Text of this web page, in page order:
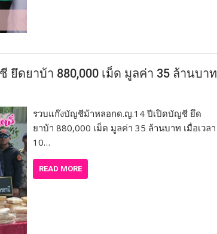
ดยาบ้า 880,000 เม็ด มูลค่า 35 ล้านบาท
รวบแก๊งบัญชีม้าหลอกด.ญ.14 ปีเปิดบัญชี ยึด
ยาบ้า 880,000 เม็ด มูลค่า 35 ล้านบาท เมื่อเวลา
10…
READ MORE